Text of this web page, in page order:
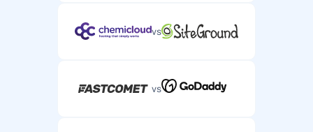
vs
vs